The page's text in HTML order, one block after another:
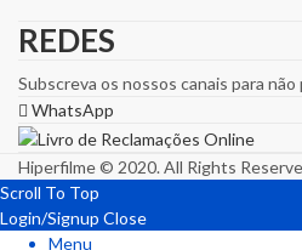
REDES
Subscreva os nossos canais para
WhatsApp
Hiperfilme © 2020. All Rights
Scroll To Top
Login/Signup Close
Menu